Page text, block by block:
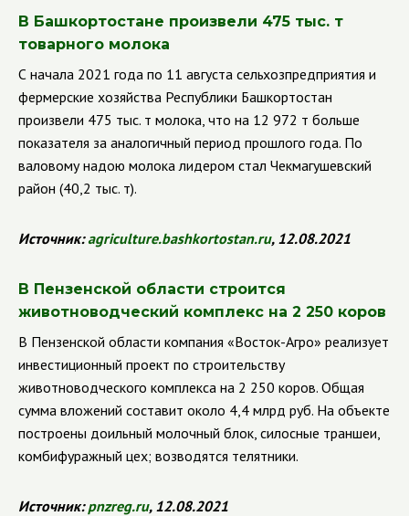
В Башкортостане произвели 475 тыс. т
товарного молока
С начала 2021 года по 11 августа сельхозпредприятия и
фермерские хозяйства Республики Башкортостан
произвели 475 тыс. т молока, что на 12 972 т больше
показателя за аналогичный период прошлого года. По
валовому надою молока лидером стал Чекмагушевский
район (40,2 тыс. т).
Источник:agriculture.bashkortostan.ru, 12.08.2021
В Пензенской области строится
животноводческий комплекс на 2 250 коров
В Пензенской области компания «Восток-Агро» реализует
инвестиционный проект по строительству
животноводческого комплекса на 2 250 коров. Общая
сумма вложений составит около 4,4 млрд руб. На объекте
построены доильный молочный блок, силосные траншеи,
комбифуражный цех; возводятся телятники.
Источник:pnzreg.ru, 12.08.2021